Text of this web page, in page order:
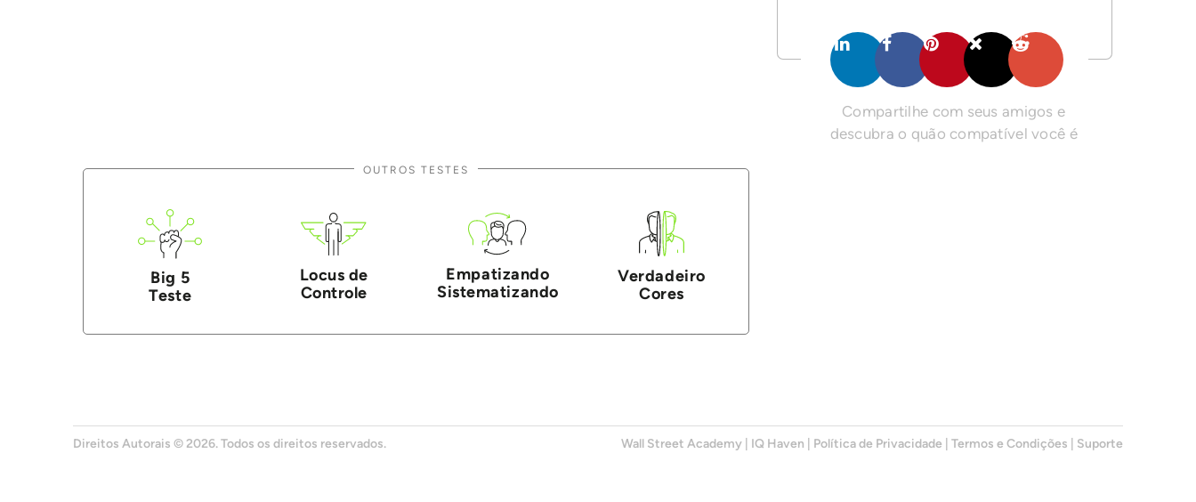
Compartilhe com seus amigos e
descubra o quão compatível você é
OUTROS TESTES
Big 5
Teste
Locus de
Controle
Empatizando
Sistematizando
Verdadeiro
Cores
Wall Street Academy IQ Haven Política de Privacidade Termos e Condições Suporte
Direitos Autorais © 2026. Todos os direitos reservados.